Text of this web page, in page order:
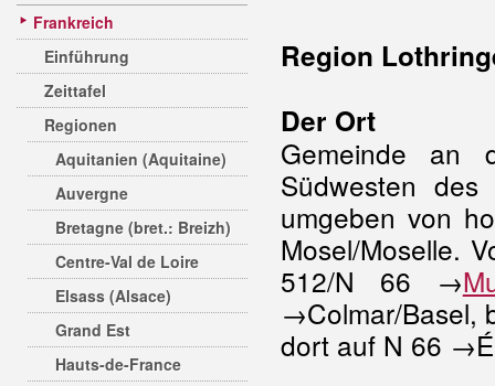
Frankreich
Einführung
Zeittafel
Regionen
Aquitanien (Aquitaine)
Auvergne
Bretagne (bret.: Breizh)
Centre-Val de Loire
Elsass (Alsace)
Grand Est
Hauts-de-France
Region
Der Ort
Gemeinde an
Südwesten
umgeben von
Mosel/Moselle.
512/N 66 →
→Colmar/Basel,
dort auf N 66